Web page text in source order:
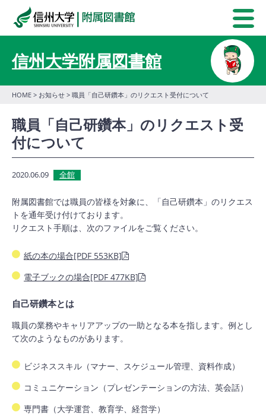
信州大学附属図書館
HOME > お知らせ > 職員「自己研鑽本」のリクエスト受付について
職員「自己研鑽本」のリクエスト受
付について
2020.06.09 全館
附属図書館では職員の皆様を対象に、「自己研鑽本」のリクエス
トを通年受け付けております。
リクエスト手順は、次のファイルをご覧ください。
紙の本の場合[PDF 553KB]
電子ブックの場合[PDF 477KB]
自己研鑽本とは
職員の業務やキャリアアップの一助となる本を指します。例とし
て次のようなものがあります。
ビジネススキル（マナー、スケジュール管理、資料作成）
コミュニケーション（プレゼンテーションの方法、英会話）
専門書（大学運営、教育学、経営学）